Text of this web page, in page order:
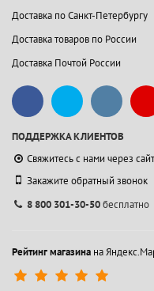
Доставка по Санкт-Петербургу
Доставка товаров по России
Доставка Почтой России
ПОДДЕРЖКА КЛИЕНТОВ
Свяжитесь с нами через
Закажите обратный звонок
8 800 301-30-50бесплатно
Рейтинг магазина на